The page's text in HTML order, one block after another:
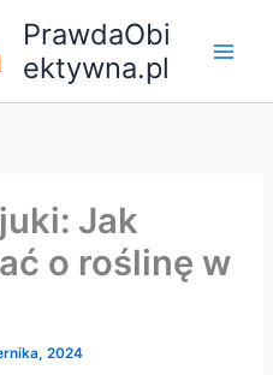
PrawdaObi
ektywna.pl
Jak
o roślinę w
2024